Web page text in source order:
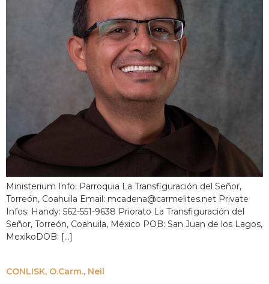
Ministerium Info: Parroquia La Transfiguración del Señor,
Torreón, Coahuila Email: mcadena@carmelites.net Private
Infos: Handy: 562-551-9638 Priorato La Transfiguración del
Señor, Torreón, Coahuila, México POB: San Juan de los Lagos,
MexikoDOB: [...]
CONLISK, O.Carm., Neil